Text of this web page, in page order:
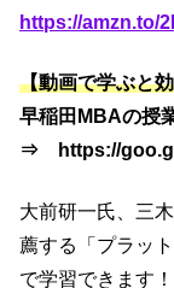
https://amzn.to/
【動画で学ぶと
早稲田MBAの授
⇒ https://
大前研一氏、三
薦する「プラッ
で学習できます！